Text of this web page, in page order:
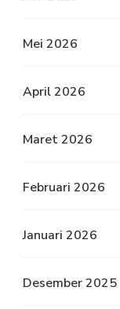
Mei 2026
April 2026
Maret 2026
Februari 2026
Januari 2026
Desember 2025